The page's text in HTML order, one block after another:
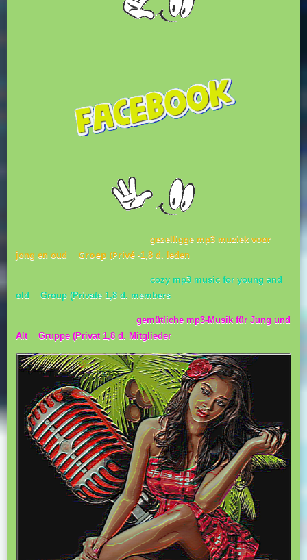
gezelligge mp3 muziek voor
jong en oud Groep (Privé ·1,8 d. leden
cozy mp3 music for young and
old Group (Private 1,8 d. members
gemütliche mp3-Musik für Jung und
Alt Gruppe (Privat 1,8 d. Mitglieder